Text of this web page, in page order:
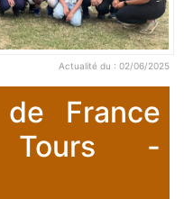
Actualité du : 02/06/2025
de France
-